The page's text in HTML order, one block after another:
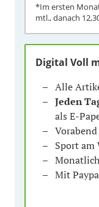
*Im ersten
mtl., danach
Digital Voll
Alle
Jeden
als E-
Sport am
Mit